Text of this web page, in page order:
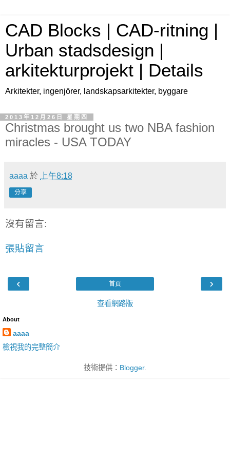
CAD Blocks | CAD-ritning |
Urban stadsdesign |
arkitekturprojekt | Details
Arkitekter, ingenjörer, landskapsarkitekter, byggare
2013年12月26日 星期四
Christmas brought us two NBA fashion
miracles - USA TODAY
aaaa 於 上午8:18
分享
沒有留言:
張貼留言
‹ ›
首頁
查看網路版
About
aaaa
檢視我的完整簡介
技術提供： Blogger.